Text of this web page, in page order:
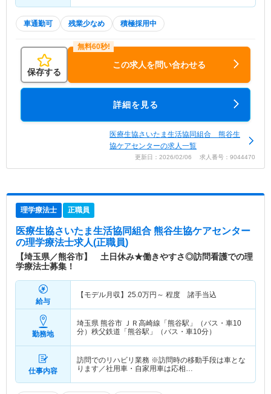
車通勤可 残業少なめ 積極採用中
保存する
この求人を問い合わせる
詳細を見る
医療生協さいたま生活協同組合 熊谷生
協ケアセンターの求人一覧
更新日：2026/02/06 求人番号：9044470
理学療法士 正職員
医療生協さいたま生活協同組合 熊谷生協ケアセンター
の理学療法士求人(正職員)
【埼玉県／熊谷市】 土日休み★働きやすさ◎訪問看護での理
学療法士募集！
給与
【モデル月収】 25.0万円～ 程度 諸手当込
勤務地
埼玉県 熊谷市 ＪＲ高崎線「熊谷駅」（バス・車10
分）秩父鉄道「熊谷駅」（バス・車10分）
仕事内容
訪問でのリハビリ業務 ※訪問時の移動手段は車とな
ります／社用車・自家用車は応相…